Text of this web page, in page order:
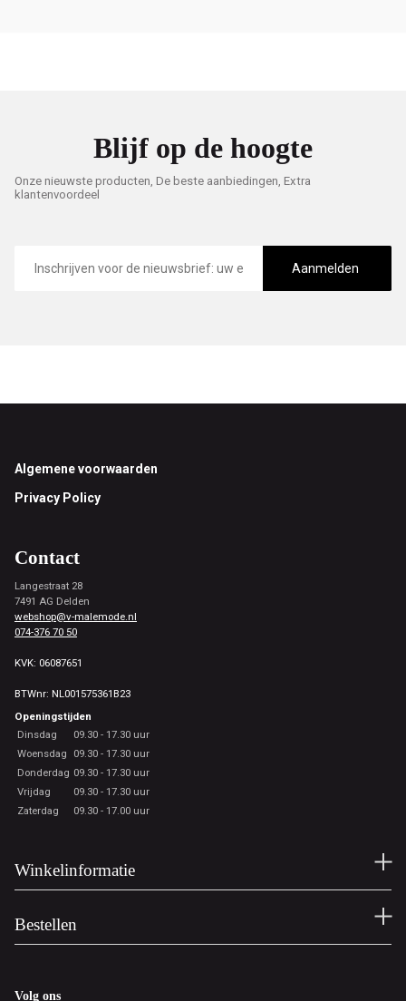
Blijf op de hoogte
Onze nieuwste producten, De beste aanbiedingen, Extra
klantenvoordeel
mailadres
Aanmelden
Footer
Algemene voorwaarden
Privacy Policy
Contact
Langestraat 28
7491 AG Delden
webshop@v-malemode.nl
074-376 70 50
KVK: 06087651
BTWnr: NL001575361B23
Openingstijden
Dinsdag
09.30 - 17.30 uur
Woensdag
09.30 - 17.30 uur
Donderdag 09.30 - 17.30 uur
Vrijdag
09.30 - 17.30 uur
Zaterdag
09.30 - 17.00 uur
Winkelinformatie
Bestellen
Volg ons